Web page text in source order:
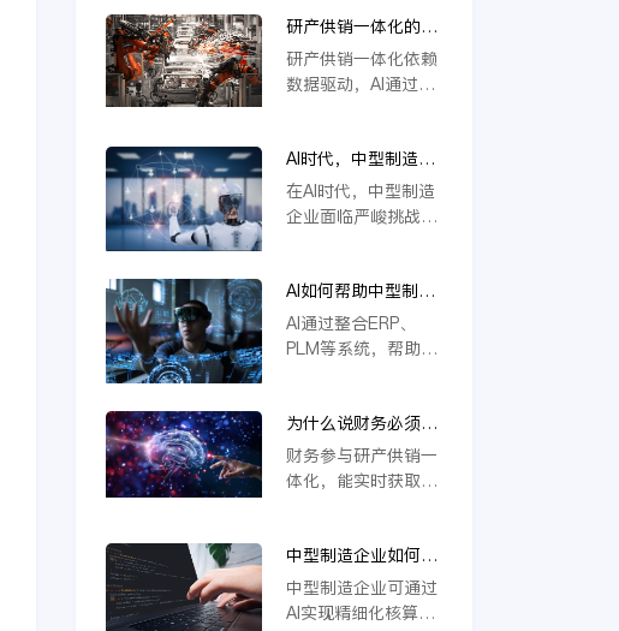
建差异化优势，实现
可持续增长。
体化平台，深度融合
PLM、供应链等模
块，实现数据实时同
料编码、提升变更效
率，还支持行业定制
与模块化应用，从根
本上解决系统分散问
营与智能决策。
研产供销一体化的核
心在于数据，AI如何
重建数据底座？
研产供销一体化依赖
数据驱动，AI通过重
垒，实现物料编码优
化、模块化设计及变
更效率提升，从而支
字化转型。
AI时代，中型制造企
业不做一体化将失去
未来竞争力
在AI时代，中型制造
企业面临严峻挑战。
一体化协同，将难以
应对定制化需求与物
料管理复杂度，导致
应速度、优化资源配
置的关键，缺乏这一
核心能力的企业将在
未来竞争中失去优
AI如何帮助中型制造
企业做到“业财一
体”？
AI通过整合ERP、
PLM等系统，帮助中
自动处理订单、物料
与成本信息，提升生
产与财务协同效率，
化资源配置，加强风
险控制，推动精细化
运营。
为什么说财务必须参
与研产供销一体化？
财务参与研产供销一
体化，能实时获取各
财融合，财务可提前
预警风险、优化资源
配置，支持科学决
中型制造企业如何用
AI实现精细化核算？
中型制造企业可通过
AI实现精细化核算，